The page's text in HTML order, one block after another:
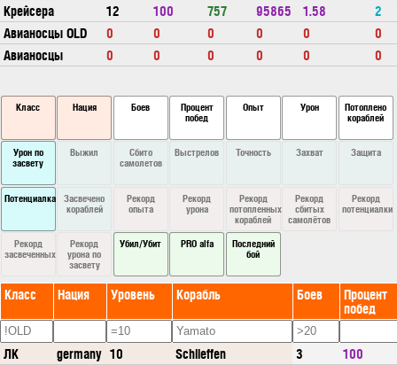
Крейсера
12 100 757 95865 1.58
2
Авианосцы OLD
0 0 0 0 0
0
Авианосцы
0 0 0 0 0 0
Класс Нация Боев
Процент
побед
Опыт Урон
Потоплено
кораблей
Урон по
засвету
Выжил
Сбито
самолетов
Выстрелов Точность Захват Защита
Потенциалка
Засвечено
кораблей
Рекорд
опыта
Рекорд
урона
Рекорд
потопленных
кораблей
Рекорд
сбитых
самолётов
Рекорд
потенциалки
Рекорд
засвеченных
Рекорд
урона по
засвету
Убил/Убит PRO alfa
Последний
бой
Класс Нация Уровень Корабль Боев Процент
побед
ЛК germany 10 Schlieffen 3
100